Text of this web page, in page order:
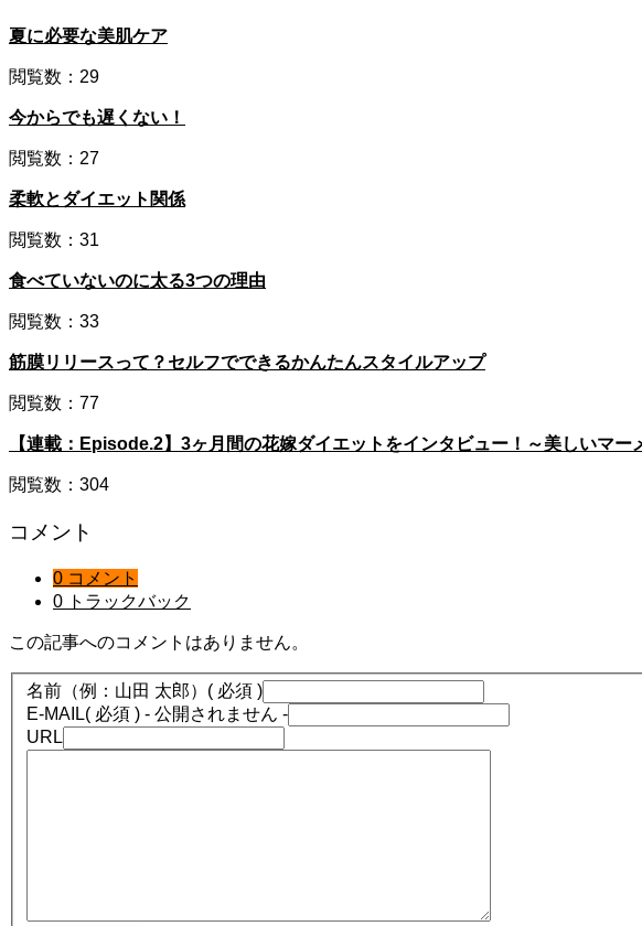
夏に必要な美肌ケア
閲覧数：29
今からでも遅くない！
閲覧数：27
柔軟とダイエット関係
閲覧数：31
食べていないのに太る3つの理由
閲覧数：33
筋膜リリースって？セルフでできるかんたんスタイルアップ
閲覧数：77
【連載：Episode.2】3ヶ月間の花嫁ダイエットをインタビュー！～美しいマー
閲覧数：304
コメント
0 コメント
0 トラックバック
この記事へのコメントはありません。
名前（例：山田 太郎） ( 必須 )
E-MAIL( 必須 ) - 公開されません -
URL